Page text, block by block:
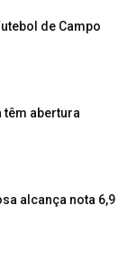
de Campo
têm abertura
alcança nota 6,9